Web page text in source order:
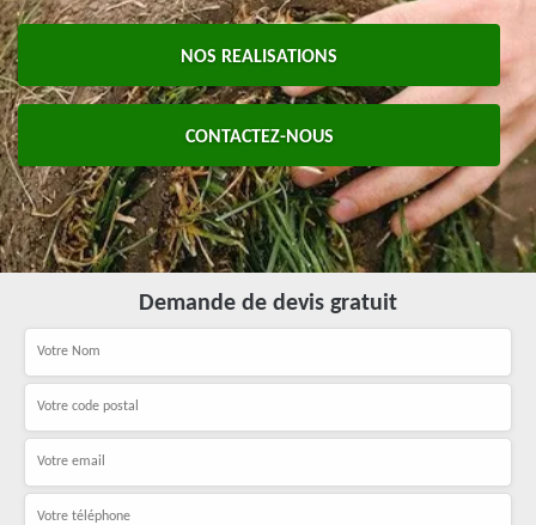
NOS REALISATIONS
CONTACTEZ-NOUS
Demande de devis gratuit